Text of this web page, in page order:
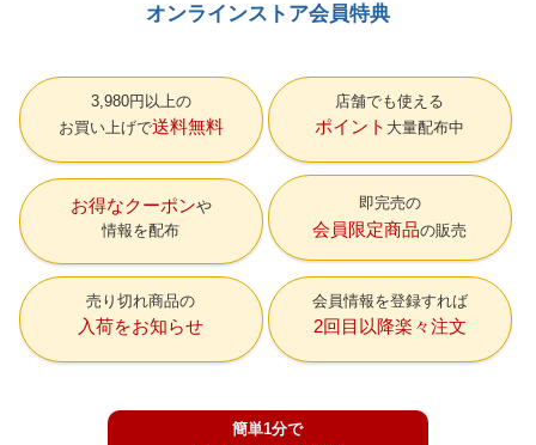
オンラインストア会員特典
3,980円以上の
お買い上げで送料無料
店舗でも使える
ポイント 大量配布中
お得なクーポン
情報を配布
即完売の
会員限定商品の販売
売り切れ商品の
入荷をお知らせ
会員情報を登録すれば
2回目以降楽々注文
簡単1分で